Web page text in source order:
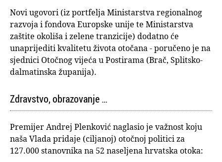
Novi ugovori (iz portfelja Ministarstva regionalnog
razvoja i fondova Europske unije te Ministarstva
zaštite okoliša i zelene tranzicije) dodatno će
unaprijediti kvalitetu života otočana - poručeno je na
sjednici Otočnog vijeća u Postirama (Brač, Splitsko-
dalmatinska županija).
Zdravstvo, obrazovanje …
Premijer Andrej Plenković naglasio je važnost koju
naša Vlada pridaje (ciljanoj) otočnoj politici za
127.000 stanovnika na 52 naseljena hrvatska otoka: